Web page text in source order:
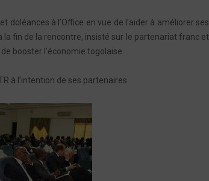
à l’Office en vue de l’aider à améliorer ses
la fin de la rencontre, insisté sur le partenariat franc et
booster l’économie togolaise.
à l’intention de ses partenaires.